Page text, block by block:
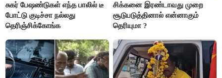
சுகர் பேஷண்டுகள் எந்த பாலில் டீ
போட்டு குடிச்சா நல்லது
தெரிஞ்சிக்கோங்க
சிக்கனை இரண்டாவது முறை
சூடுபடுத்தினால் என்னாகும்
தெரியுமா ?